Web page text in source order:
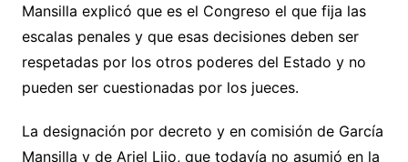
Mansilla explicó que es el Congreso el que fija las
escalas penales y que esas decisiones deben ser
respetadas por los otros poderes del Estado y no
pueden ser cuestionadas por los jueces.
La designación por decreto y en comisión de García
Mansilla y de Ariel Lijo, que todavía no asumió en la